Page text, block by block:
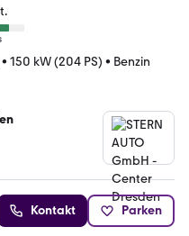
• 150 kW (204 PS) • Benzin
Kontakt Parken